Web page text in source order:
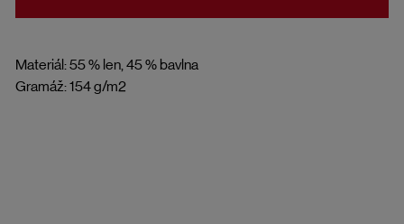
Materiál: 55 % len, 45 % bavlna
Gramáž: 154 g/m2